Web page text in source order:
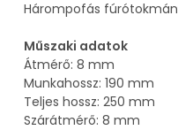
Hárompofás
Műszaki adatok
Átmérő: 8 mm
Munkahossz: 190 mm
Teljes hossz: 250 mm
Szárátmérő: 8 mm